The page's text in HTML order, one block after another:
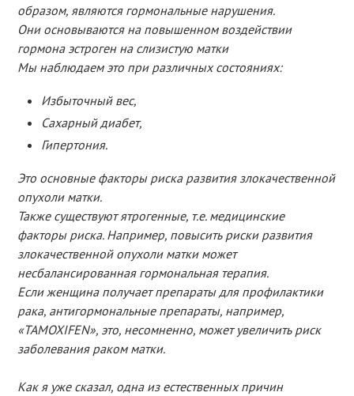
образом, являются гормональные нарушения.
Они основываются на повышенном воздействии
гормона эстроген на слизистую матки
Мы наблюдаем это при различных состояниях:
Избыточный вес,
Сахарный диабет,
Гипертония.
Это основные факторы риска развития злокачественной
опухоли матки.
Также существуют ятрогенные, т.е. медицинские
факторы риска. Например, повысить риски развития
злокачественной опухоли матки может
несбалансированная гормональная терапия.
Если женщина получает препараты для профилактики
рака, антигормональные препараты, например,
«TAMOXIFEN», это, несомненно, может увеличить риск
заболевания раком матки.
Как я уже сказал, одна из естественных причин